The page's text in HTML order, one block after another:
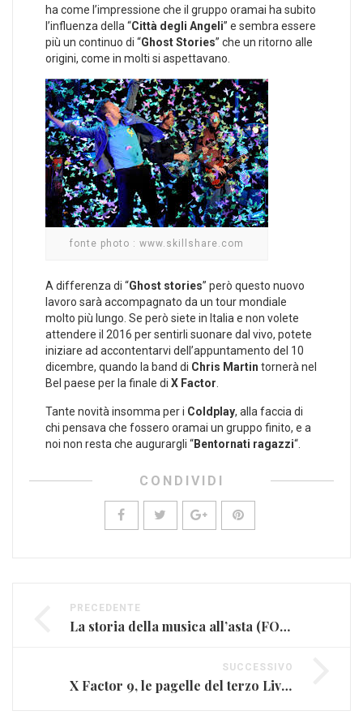
ha come l’impressione che il gruppo oramai ha subito
l’influenza della “Città degli Angeli” e sembra essere
più un continuo di “Ghost Stories” che un ritorno alle
origini, come in molti si aspettavano.
fonte photo : www.skillshare.com
A differenza di “Ghost stories” però questo nuovo
lavoro sarà accompagnato da un tour mondiale
molto più lungo. Se però siete in Italia e non volete
attendere il 2016 per sentirli suonare dal vivo, potete
iniziare ad accontentarvi dell’appuntamento del 10
dicembre, quando la band di Chris Martin tornerà nel
Bel paese per la finale di X Factor.
Tante novità insomma per i Coldplay, alla faccia di
chi pensava che fossero oramai un gruppo finito, e a
noi non resta che augurargli “Bentornati ragazzi“.
CONDIVIDI
PRECEDENTE
La storia della musica all’asta (FOTO)
SUCCESSIVO
X Factor 9, le pagelle del terzo Live Show